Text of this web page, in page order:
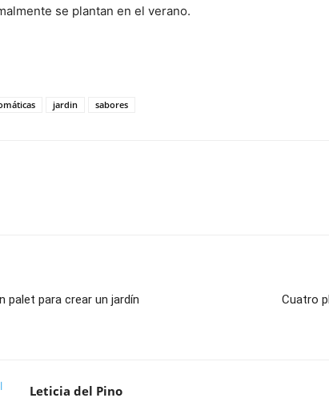
se plantan en el verano.
jardin sabores
palet para crear un jardín
Cuatro
Leticia del Pino